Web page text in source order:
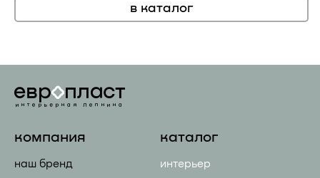
в каталог
компания
наш бренд
каталог
интерьер